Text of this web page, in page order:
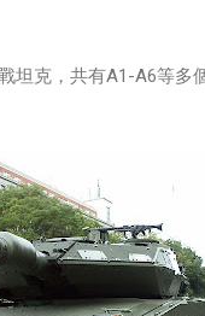
坦克，共有A1-A6等多